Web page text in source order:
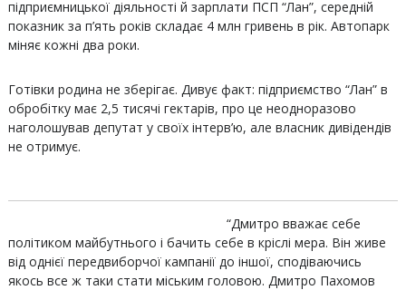
підприємницької діяльності й зарплати ПСП “Лан”, середній
показник за п’ять років складає 4 млн гривень в рік. Автопарк
міняє кожні два роки.
Готівки родина не зберігає. Дивує факт: підприємство “Лан” в
обробітку має 2,5 тисячі гектарів, про це неодноразово
наголошував депутат у своїх інтерв’ю, але власник дивідендів
не отримує.
“Дмитро вважає себе
політиком майбутнього і бачить себе в кріслі мера. Він живе
від однієї передвиборчої кампанії до іншої, сподіваючись
якось все ж таки стати міським головою. Дмитро Пахомов